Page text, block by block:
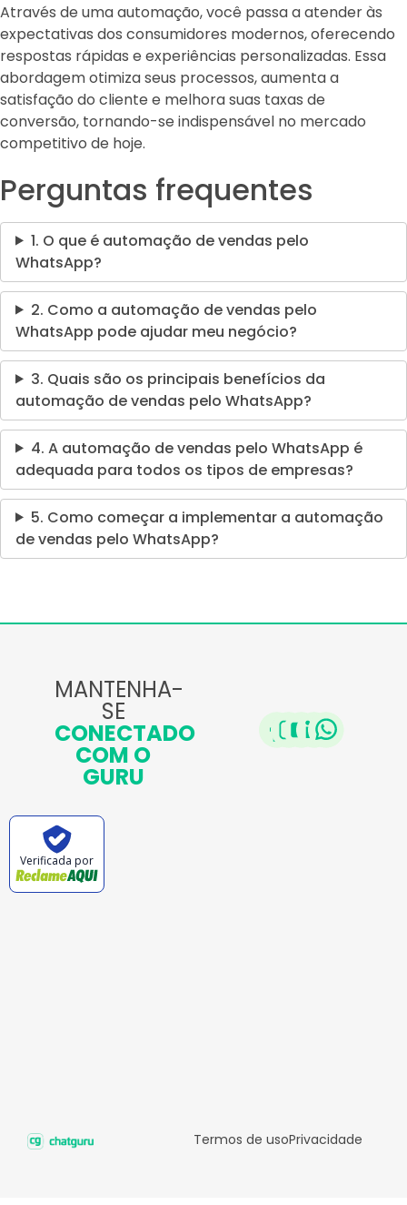
Através de uma automação, você passa a atender às
expectativas dos consumidores modernos, oferecendo
respostas rápidas e experiências personalizadas. Essa
abordagem otimiza seus processos, aumenta a
satisfação do cliente e melhora suas taxas de
conversão, tornando-se indispensável no mercado
competitivo de hoje.
Perguntas frequentes
1. O que é automação de vendas pelo
WhatsApp?
2. Como a automação de vendas pelo
WhatsApp pode ajudar meu negócio?
3. Quais são os principais benefícios da
automação de vendas pelo WhatsApp?
4. A automação de vendas pelo WhatsApp é
adequada para todos os tipos de empresas?
5. Como começar a implementar a automação
de vendas pelo WhatsApp?
MANTENHA-
SE
CONECTADO
COM O
GURU
Verificada por
Termos de usoPrivacidade